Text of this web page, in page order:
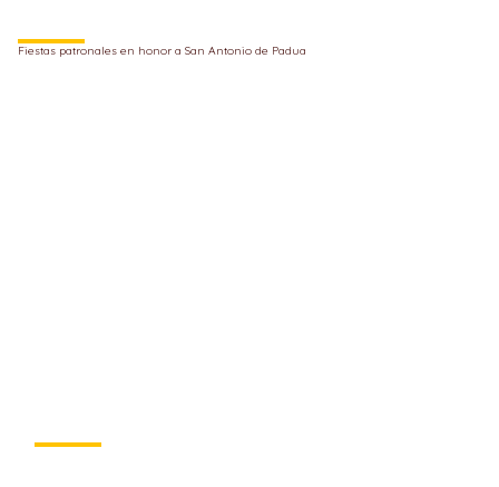
Fiestas patronales en honor a San Antonio de Padua